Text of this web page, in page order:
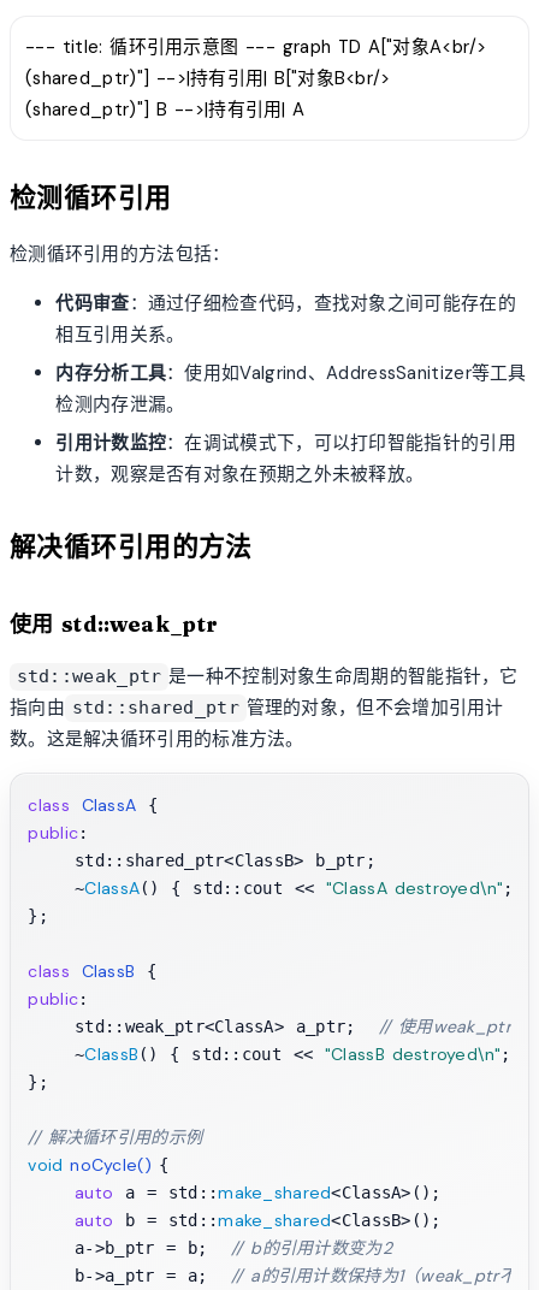
--- title: 循环引用示意图 --- graph TD A["对象A<br/>
(shared_ptr)"] -->|持有引用| B["对象B<br/>
(shared_ptr)"] B -->|持有引用| A
检测循环引用
检测循环引用的方法包括：
代码审查：通过仔细检查代码，查找对象之间可能存在的
相互引用关系。
内存分析工具：使用如Valgrind、AddressSanitizer等工具
检测内存泄漏。
引用计数监控：在调试模式下，可以打印智能指针的引用
计数，观察是否有对象在预期之外未被释放。
解决循环引用的方法
使用 std::weak_ptr
std::weak_ptr 是一种不控制对象生命周期的智能指针，它
指向由 std::shared_ptr 管理的对象，但不会增加引用计
数。这是解决循环引用的标准方法。
class ClassA
public:
    std::shared_ptr<ClassB> b_ptr;
    ~
ClassA() { std::cout << "ClassA destroyed\n" ; }
};
class ClassB
public:
    std::weak_ptr<ClassA> a_ptr;
// 使用weak_ptr替
    ~
ClassB () { std::cout << "ClassB destroyed\n" ; }
};
// 解决循环引用的示例
void noCycle() {
auto a = std::make_shared<ClassA>();
auto b = std::make_shared<ClassB>();
    a->b_ptr = b;
// b的引用计数变为2
    b->a_ptr = a;
// a的引用计数保持为1（weak_ptr不增